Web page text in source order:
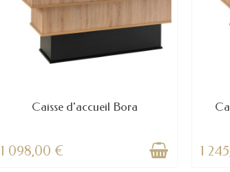
Caisse d'accueil Bora
1 098,00 € 1